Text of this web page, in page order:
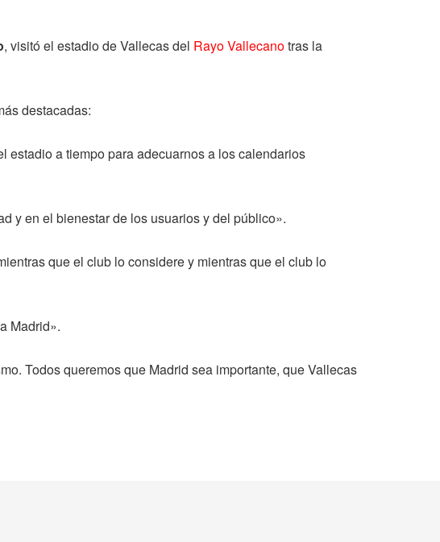
, visitó el estadio de Vallecas del Rayo Vallecanotras la
destacadas:
estadio a tiempo para adecuarnos a los calendarios
y en el bienestar de los usuarios y del público».
que el club lo considere y mientras que el club lo
Madrid».
Todos queremos que Madrid sea importante, que Vallecas